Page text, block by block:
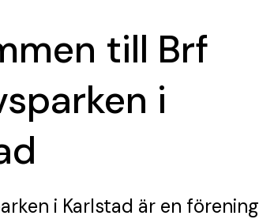
till Brf
i
i Karlstad är en förening